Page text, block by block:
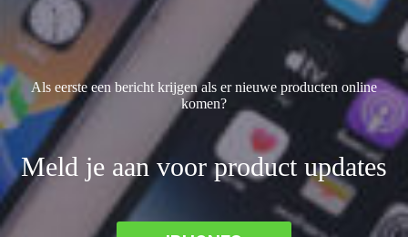
Als eerste een bericht krijgen als er nieuwe producten online
komen?
Meld je aan voor product updates